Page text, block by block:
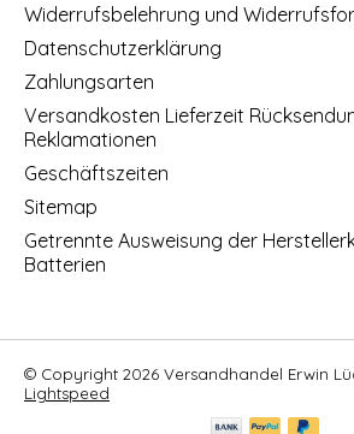
Widerrufsbelehrung und
Datenschutzerklärung
Zahlungsarten
Versandkosten Lieferzeit
Reklamationen
Geschäftszeiten
Sitemap
Getrennte Ausweisung der
Batterien
© Copyright 2026 Versandhandel Erwin
Lightspeed